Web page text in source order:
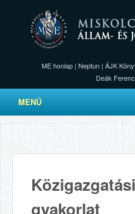
ME honlap | Neptun | ÁJK
Deák
MENÜ
gyakorlat